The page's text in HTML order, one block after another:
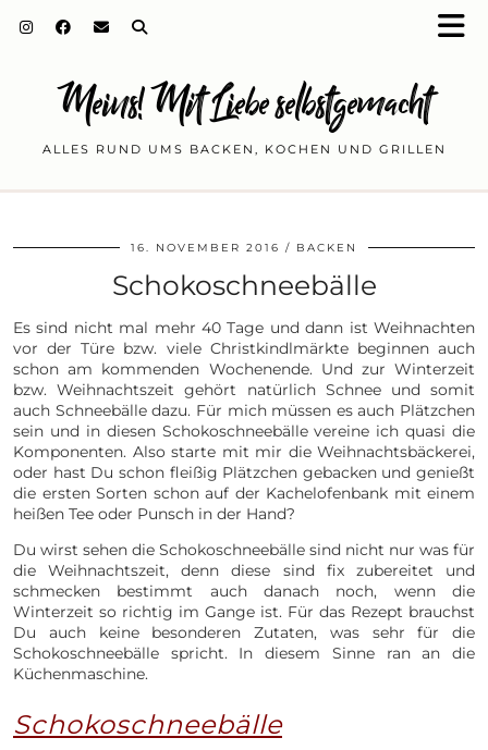
Meins! Mit Liebe selbstgemacht
ALLES RUND UMS BACKEN, KOCHEN UND GRILLEN
16. NOVEMBER 2016 BACKEN
Schokoschneebälle
Es sind nicht mal mehr 40 Tage und dann ist Weihnachten
vor der Türe bzw. viele Christkindlmärkte beginnen auch
schon am kommenden Wochenende. Und zur Winterzeit
bzw. Weihnachtszeit gehört natürlich Schnee und somit
auch Schneebälle dazu. Für mich müssen es auch Plätzchen
sein und in diesen Schokoschneebälle vereine ich quasi die
Komponenten. Also starte mit mir die Weihnachtsbäckerei,
oder hast Du schon fleißig Plätzchen gebacken und genießt
die ersten Sorten schon auf der Kachelofenbank mit einem
heißen Tee oder Punsch in der Hand?
Du wirst sehen die Schokoschneebälle sind nicht nur was für
die Weihnachtszeit, denn diese sind fix zubereitet und
schmecken bestimmt auch danach noch, wenn die
Winterzeit so richtig im Gange ist. Für das Rezept brauchst
Du auch keine besonderen Zutaten, was sehr für die
Schokoschneebälle spricht. In diesem Sinne ran an die
Küchenmaschine.
Schokoschneebälle